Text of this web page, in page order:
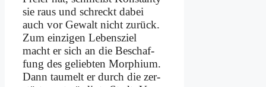
sie raus und schreckt da­bei
auch vor Ge­walt nicht zu­rück.
Zum ein­zi­gen Le­bens­ziel
macht er sich an die Be­schaf­
fung des ge­lieb­ten Mor­phi­um.
Dann tau­melt er durch die zer­